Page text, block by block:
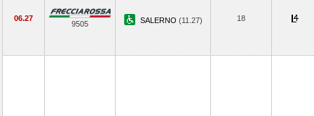
06.27
9505 SALERNO (11.27) 18